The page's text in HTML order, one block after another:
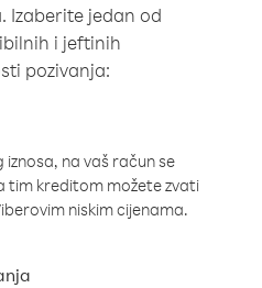
Izaberite jedan od
i jeftinih
pozivanja:
iznosa, na vaš račun se
tim kreditom možete zvati
niskim cijenama.